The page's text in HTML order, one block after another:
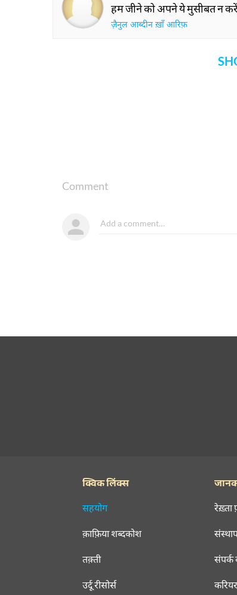
हम जीने को अपने ये मुसीबत न
ज़ैनुल आब्दीन ख़ाँ आरिफ़
Comment
क्विक लिंक्स
सहयोग
क़ाफ़िया शब्दकोश
तक़्ती
उर्दू रीसोर्स
रेख़्ता
संपर्क
करियर